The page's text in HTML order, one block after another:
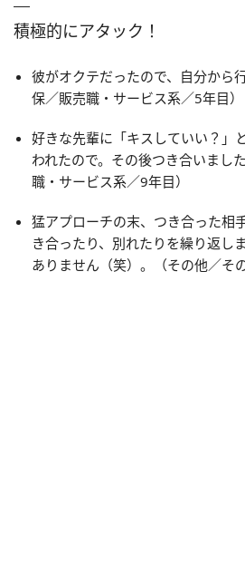
積極的にアタック！
彼がオクテだったので、自分から
保／販売職・サービス系／5年目）
好きな先輩に「キスしていい？」
われたので。その後つき合いまし
職・サービス系／9年目）
猛アプローチの末、つき合った相
き合ったり、別れたりを繰り返し
ありません（笑）。（その他／そ